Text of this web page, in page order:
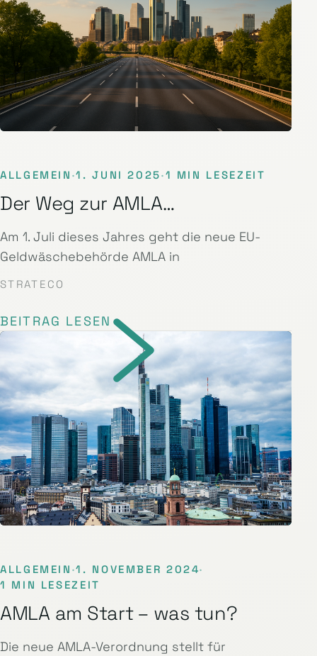
ALLGEMEIN ·1. JUNI 2025·1 MIN LESEZEIT
Der Weg zur AMLA…
Am 1. Juli dieses Jahres geht die neue EU-
Geldwäschebehörde AMLA in
STRATECO
BEITRAG LESEN
ALLGEMEIN ·1. NOVEMBER 2024·
1 MIN LESEZEIT
AMLA am Start – was tun?
Die neue AMLA-Verordnung stellt für